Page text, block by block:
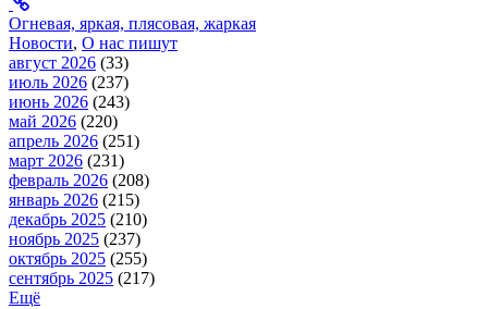
Огневая, яркая, плясовая, жаркая
Новости, О нас пишут
август 2026 (33)
июль 2026 (237)
июнь 2026 (243)
май 2026 (220)
апрель 2026 (251)
март 2026 (231)
февраль 2026 (208)
январь 2026 (215)
декабрь 2025 (210)
ноябрь 2025 (237)
октябрь 2025 (255)
сентябрь 2025 (217)
Ещё